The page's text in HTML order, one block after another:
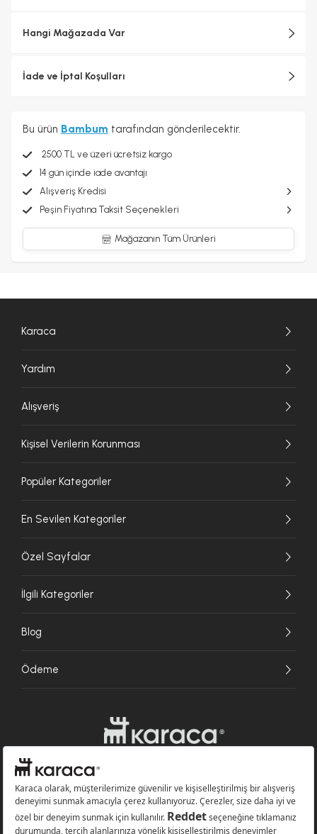
Hangi Mağazada Var
İade ve İptal Koşulları
Bu ürün Bambum tarafından gönderilecektir.
2500 TL ve üzeri ücretsiz kargo
14 gün içinde iade avantajı
Alışveriş Kredisi
Peşin Fiyatına Taksit Seçenekleri
Mağazanın Tüm Ürünleri
Karaca
Yardım
Alışveriş
Kişisel Verilerin Korunması
Popüler Kategoriler
En Sevilen Kategoriler
Özel Sayfalar
İlgili Kategoriler
Blog
Ödeme